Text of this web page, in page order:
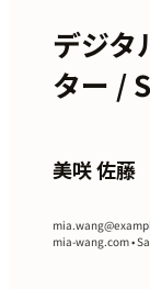
デジタ
ター /
美咲 佐藤
mia-wang.com •